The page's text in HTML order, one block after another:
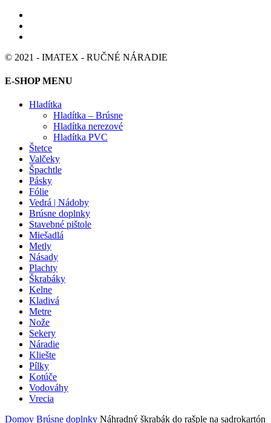
© 2021 - IMATEX - RUČNÉ NÁRADIE
E-SHOP MENU
Hladítka
Hladítka – Brúsne
Hladítka nerezové
Hladítka PVC
Štetce
Valčeky
Špachtle
Pásky
Fólie
Vedrá | Nádoby
Brúsne doplnky
Stavebné pištole
Miešadlá
Metly
Násady
Plachty
Škrabáky
Kelne
Kladivá
Metre
Nože
Sekery
Náradie
Kliešte
Pílky
Kotúče
Vodováhy
Vrecia
Domov Brúsne doplnky Náhradný škrabák do rašple na sadrokartón